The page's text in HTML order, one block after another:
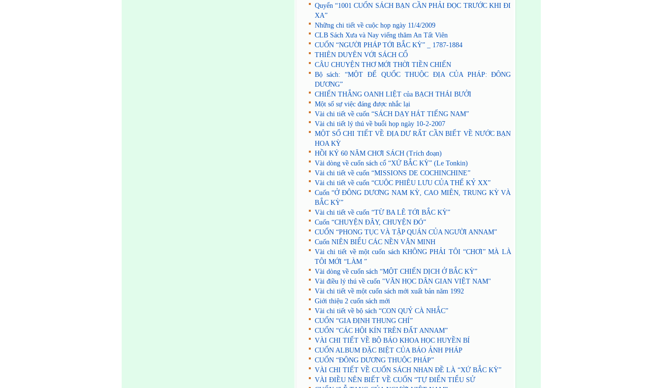
Quyển “1001 CUỐN SÁCH BẠN CẦN PHẢI ĐỌC TRƯỚC KHI ĐI
XA”
Những chi tiết về cuộc họp ngày 11/4/2009
CLB Sách Xưa và Nay viếng thăm An Tất Viên
CUỐN “NGƯỜI PHÁP TỚI BẮC KỲ” _ 1787-1884
THIÊN DUYÊN VỚI SÁCH CỔ
CÂU CHUYỆN THƠ MỚI THỜI TIỀN CHIẾN
Bộ sách: “MỘT ĐẾ QUỐC THUỘC ĐỊA CỦA PHÁP: ĐÔNG
DƯƠNG”
CHIẾN THẮNG OANH LIỆT của BẠCH THÁI BƯỞI
Một số sự việc đáng được nhắc lại
Vài chi tiết về cuốn “SÁCH DẠY HÁT TIẾNG NAM”
Vài chi tiết lý thú về buổi họp ngày 10-2-2007
MỘT SỐ CHI TIẾT VỀ ĐỊA DƯ RẤT CẦN BIẾT VỀ NƯỚC BẠN
HOA KỲ
HỒI KÝ 60 NĂM CHƠI SÁCH (Trích đoạn)
Vài dòng về cuốn sách cổ “XỨ BẮC KỲ” (Le Tonkin)
Vài chi tiết về cuốn “MISSIONS DE COCHINCHINE”
Vài chi tiết về cuốn “CUỘC PHIÊU LƯU CỦA THẾ KỶ XX”
Cuốn “Ở ĐÔNG DƯƠNG NAM KỲ, CAO MIÊN, TRUNG KỲ VÀ
BẮC KỲ”
Vài chi tiết về cuốn “TỪ BA LÊ TỚI BẮC KỲ”
Cuốn “CHUYỆN ĐÂY, CHUYỆN ĐÓ”
CUỐN “PHONG TỤC VÀ TẬP QUÁN CỦA NGƯỜI ANNAM”
Cuốn NIÊN BIỂU CÁC NỀN VĂN MINH
Vài chi tiết về một cuốn sách KHÔNG PHẢI TÔI “CHƠI” MÀ LÀ
TÔI MỚI “LÀM ”
Vài dòng về cuốn sách “MỘT CHIẾN DỊCH Ở BẮC KỲ”
Vài điều lý thú về cuốn "VĂN HỌC DÂN GIAN VIỆT NAM"
Vài chi tiết về một cuốn sách mới xuất bản năm 1992
Giới thiệu 2 cuốn sách mới
Vài chi tiết về bộ sách “CON QUỶ CÀ NHẮC”
CUỐN “GIA ĐỊNH THUNG CHÍ”
CUỐN “CÁC HỘI KÍN TRÊN ĐẤT ANNAM”
VÀI CHI TIẾT VỀ BỘ BÁO KHOA HỌC HUYỀN BÍ
CUỐN ALBUM ĐẶC BIỆT CỦA BÁO ẢNH PHÁP
CUỐN “ĐÔNG DƯƠNG THUỘC PHÁP”
VÀI CHI TIẾT VỀ CUỐN SÁCH NHAN ĐỀ LÀ “XỨ BẮC KỲ”
VÀI ĐIỀU NÊN BIẾT VỀ CUỐN “TỰ ĐIỂN TIỂU SỬ